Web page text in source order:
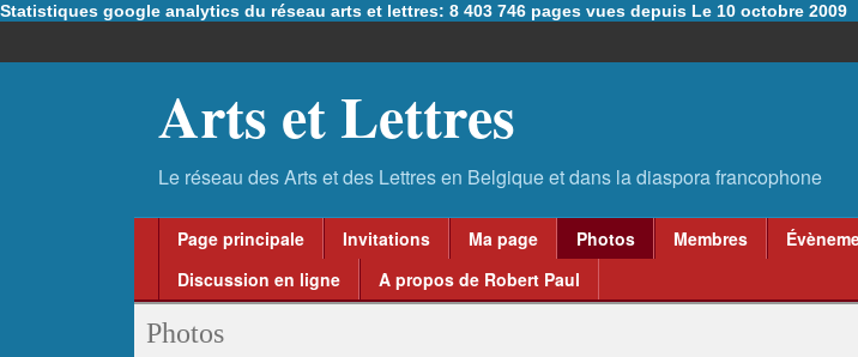
Statistiques google analytics du réseau arts et lettres: 8 403 746 pages vues depuis Le 10 octobre 2009
Arts et Lettres
Page principale Invitations Ma page Photos Membres
Discussion en ligne
A propos de Robert Paul
Photos